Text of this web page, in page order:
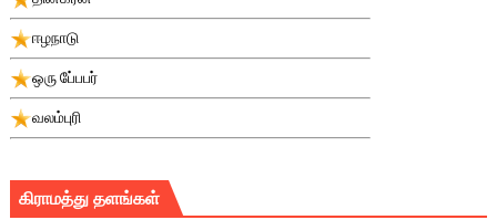
ஈழநாடு
ஒரு பே்பபர்
வலம்புரி
கிராமத்து தளங்கள்